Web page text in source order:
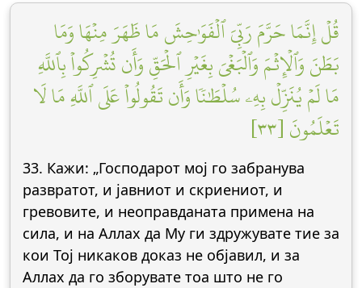
قُلۡ إِنَّمَا حَرَّمَ رَبِّيَ ٱلۡفَوَٰحِشَ مَا ظَهَرَ مِنۡهَا وَمَا
بَطَنَ وَٱلۡإِثۡمَ وَٱلۡبَغۡيَ بِغَيۡرِ ٱلۡحَقِّ وَأَن تُشۡرِكُواْ بِٱللَّهِ
مَا لَمۡ يُنَزِّلۡ بِهِۦ سُلۡطَٰنٗا وَأَن تَقُولُواْ عَلَى ٱللَّهِ مَا لَا
تَعۡلَمُونَ [٣٣]
33. Кажи: „Господарот мој го забранува
развратот, и јавниот и скриениот, и
гревовите, и неоправданата примена на
сила, и на Аллах да Му ги здружувате тие за
кои Тој никаков доказ не објавил, и за
Аллах да го зборувате тоа што не го